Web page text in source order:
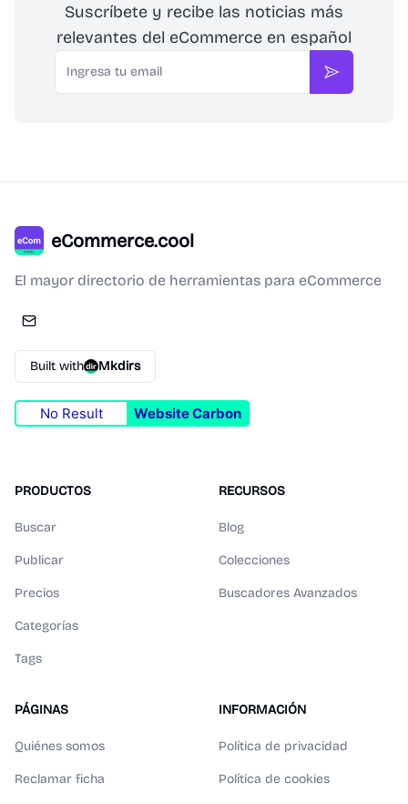
Suscríbete y recibe las noticias más
relevantes del eCommerce en español
Email
Suscribirse
eCommerce.cool
El mayor directorio de herramientas para eCommerce
Built with Mkdirs
No Result Website Carbon
PRODUCTOS
Buscar
Publicar
Precios
Categorías
Tags
RECURSOS
Blog
Colecciones
Buscadores Avanzados
PÁGINAS
Quiénes somos
Reclamar ficha
INFORMACIÓN
Política de privacidad
Política de cookies